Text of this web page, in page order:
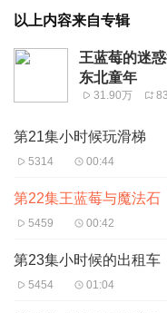
以上内容来自专辑
王蓝莓的迷
东北童年
31.90万
第21集小时候玩滑梯
5314 00:44
第22集王蓝莓与魔法石
5459 00:42
第23集小时候的出租车
5454 01:04